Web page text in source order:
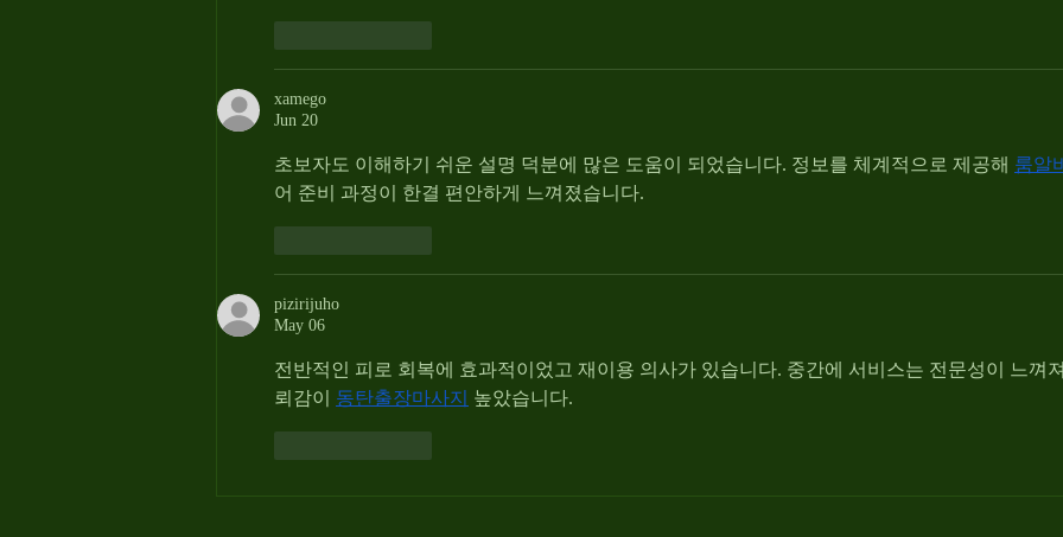
xamego
Jun 20
초보자도 이해하기 쉬운 설명 덕분에 많은 도움이 되었습니다. 정보를 체계적으로 제공해 룸알
어 준비 과정이 한결 편안하게 느껴졌습니다.
pizirijuho
May 06
전반적인 피로 회복에 효과적이었고 재이용 의사가 있습니다. 중간에 서비스는 전문성이 느껴
뢰감이 동탄출장마사지 높았습니다.